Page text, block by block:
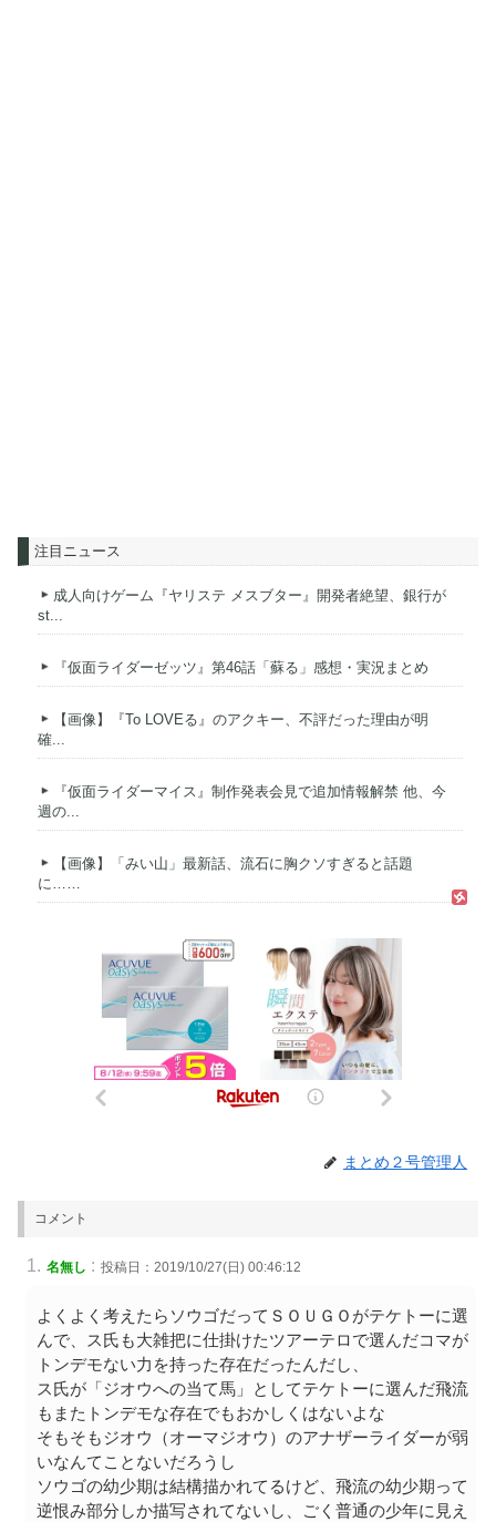
注目ニュース
成人向けゲーム『ヤリステ メスブター』開発者絶望、銀行が
st...
『仮面ライダーゼッツ』第46話「蘇る」感想・実況まとめ
【画像】『To LOVEる』のアクキー、不評だった理由が明
確...
『仮面ライダーマイス』制作発表会見で追加情報解禁 他、今
週の...
【画像】「みい山」最新話、流石に胸クソすぎると話題
に……
まとめ２号管理人
コメント
名無し : 投稿日：2019/10/27(日) 00:46:12
よくよく考えたらソウゴだってＳＯＵＧＯがテケトーに選
んで、ス氏も大雑把に仕掛けたツアーテロで選んだコマが
トンデモない力を持った存在だったんだし、
ス氏が「ジオウへの当て馬」としてテケトーに選んだ飛流
もまたトンデモな存在でもおかしくはないよな
そもそもジオウ（オーマジオウ）のアナザーライダーが弱
いなんてことないだろうし
ソウゴの幼少期は結構描かれてるけど、飛流の幼少期って
逆恨み部分しか描写されてないし、ごく普通の少年に見え